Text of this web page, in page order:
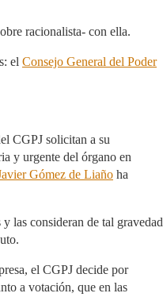
racionalista- con ella.
el Consejo General del Poder
CGPJ solicitan a su
y urgente del órgano en
Gómez de Liaño ha
las consideran de tal gravedad
el CGPJ decide por
a votación, que en las